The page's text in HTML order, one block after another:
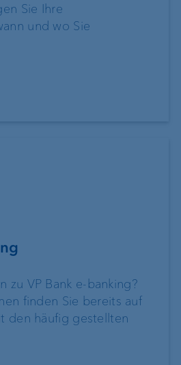
Sie Ihre
und wo Sie
zu VP Bank e-banking?
finden Sie bereits auf
den häufig gestellten